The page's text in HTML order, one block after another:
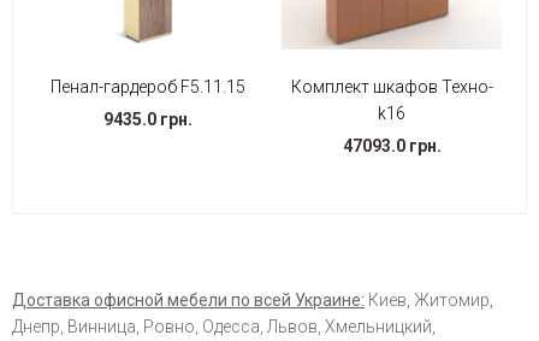
Пенал-гардероб F5.11.15
9435.0 грн.
Комплект шкафов Техно-
k16
47093.0 грн.
Доставка офисной мебели по всей Украине: Киев, Житомир,
Днепр, Винница, Ровно, Одесса, Львов, Хмельницкий,